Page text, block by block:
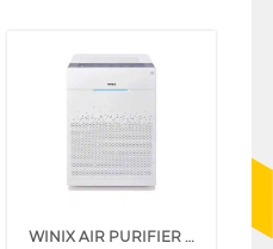
WINIX AIR PURIFIER ZERO PRO AZPU370-IWE